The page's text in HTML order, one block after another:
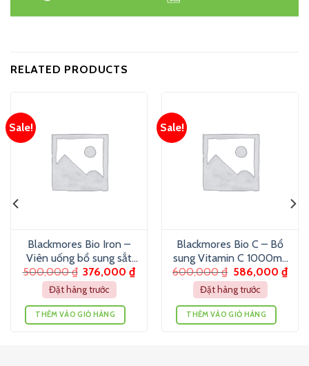
RELATED PRODUCTS
Sale!
Blackmores Bio Iron –
Viên uống bổ sung sắt
(30v)
500,000₫ 376,000₫
Đặt hàng trước
THÊM VÀO GIỎ HÀNG
Sale!
Blackmores Bio C – Bổ
sung Vitamin C 1000mg
(150 viên)
600,000₫ 586,000 ₫
Đặt hàng trước
THÊM VÀO GIỎ HÀNG